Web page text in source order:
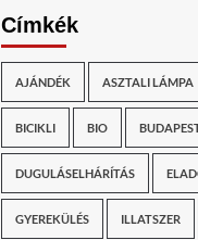
Címkék
AJÁNDÉK ASZTALI LÁMPA
BICIKLI BIO
DUGULÁSELHÁRÍTÁS
GYEREKÜLÉS ILLATSZER